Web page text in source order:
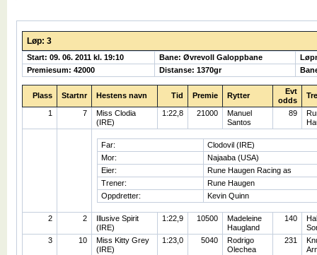
Løp: 3
Start: 09. 06. 2011 kl. 19:10 Bane: Øvrevoll Galoppbane
Premiesum: 42000
Distanse: 1370gr
Plass Startnr Hestens navn Tid Premie Rytter
Evt
odds
1 7
Miss Clodia
(IRE)
1:22,8 21000
Manuel
Santos
89
Far:
Clodovil (IRE)
Mor:
Najaaba (USA)
Eier:
Rune Haugen Racing as
Trener:
Rune Haugen
Oppdretter:
Kevin Quinn
2 2
Illusive Spirit
(IRE)
1:22,9 10500
Madeleine
Haugland
140
3
10
Miss Kitty Grey
(IRE)
1:23,0 5040
Rodrigo
Olechea
231